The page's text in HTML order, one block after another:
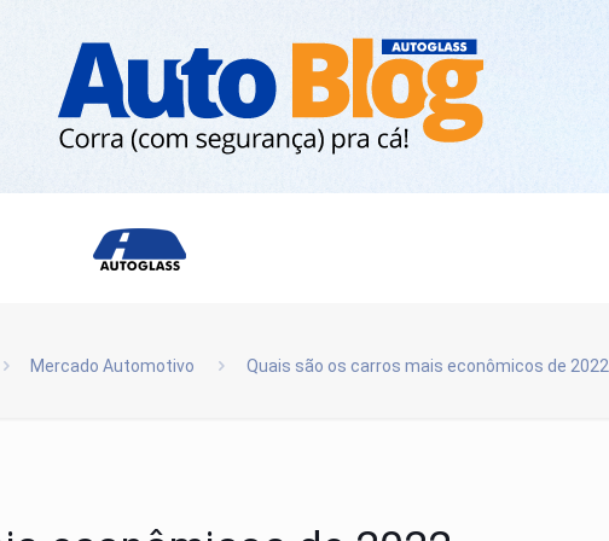
Mercado Automotivo Quais são os carros mais econômicos de 2022